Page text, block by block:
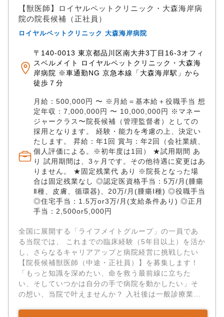
「他院との掛け持ち」といった非常勤（アルバイト・
パート）のご相談もお気軽にお問い合わせください。
かしてみませんか？ （ 業務内容） 2次診療専門の救急
からの紹介症例への即日対応・精密検査 24時間付き添
い看護下の入院患者に対する集中治療（管理業務） 夜
間救急診療の対応、および各種緊急手術・処置 （対象
動物） 犬 、猫 【アピールポイント】 ✅経験やスキル
に応じた高水準の待遇＆博士号取得者は優遇！ 臨床経
験5〜10年程度で、大学や二次施設での経験が豊富な方
は【年収800万円〜＋別途手当】、 それ以外の方も
【年収600万円〜＋別途手当】スタート。 経験3〜5年
の方は年収480万円〜、新卒〜3年未満の方も年収360
万円〜と、スキルに見合った納得の給与体系です。 ま
た、博士号取得（見込み含む）者は臨床経験問わず優
遇いたします。 ✅キャリアを妥協しない！圧倒的な
「教育・スキルアップ支援」 奨学金制度： 勤務を続け
ながら大学院に進学を希望する場合、奨学金を支給
（卒業後一定期間の勤務で返済免除）。 海外・国内研
修： 海外実技トレーニングへの派遣実績や、年1〜3回
までの参加費補助に加え、自身が発表する場合は勤務
扱いとなり費用（交通費・宿泊費等）を全額支給。 ✅
住宅手当3万円・引越し補助あり！ライフステージが変
わっても安心の環境 社内規定に準じて「住宅手当（月
30,000円）」や「単身赴任手当（月30,000円）」を支
給。 就職に伴う転居の際は「引越し費用の補助」も相
談可能です。 また、産休・育休の利用実績はもちろ
ん、復帰後の「時短常勤制度」の活用実績もあり、ラ
【獣医師】ロイヤルペットクリニック・大森海岸病
院の院長候補（正社員）
ロイヤルペットクリニック 大森海岸病院
〒140-0013 東京都品川区南大井3丁目16-3オフィ
スベルメイト ロイヤルペットクリニック・大森海
岸病院 ※車通勤NG 京急本線「大森海岸駅」から
徒歩７分
月給：500,000円 〜 ※月給＝基本給＋役職手当 想
定年収：7,000,000円 〜 10,000,000円 ※マネー
ジャークラス〜院長候補（管理監督者）としての
採用となります。 経験・能力を考慮の上、決定い
たします。 昇給：年1回 賞与：年2回（会社業績、
個人評価による。※初年度は1回） ★試用期間 あ
り 試用期間は、3ヶ月です。その他待遇に変更はあ
りません。 ★固定残業代 あり ※院長となった場
合は固定残業なし ◎認定医資格手当：5万/月(腫瘍
Ⅱ種、皮膚、循環器)、20万/月(腫瘍Ⅰ種) ◎役職手当
◎住宅手当：1.5万or3万/月(支給条件あり) ◎正月
手当：2,500or5,000円
全国に展開する「ライフメイトグループ」の一員であ
る当院では、 これまでの臨床経験（5年目以上）を活か
し、さらなるキャリアアップと病院経営に挑戦したい
【院長候補獣医師（中途・正社員）】を募集します！
「もっと知識を深めたい、命を救う最前線に立ちた
い、そしていつかは自分の手で病院を動かしたい」そ
の想い、当院で叶えませんか？ 入社後は一般診療業務